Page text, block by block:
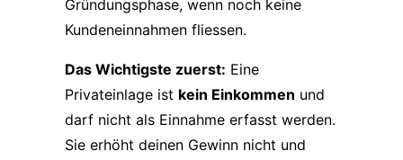
Gründungsphase, wenn noch keine
Kundeneinnahmen fliessen.
Das Wichtigste zuerst: Eine
Privateinlage ist kein Einkommen und
darf nicht als Einnahme erfasst werden.
Sie erhöht deinen Gewinn nicht und